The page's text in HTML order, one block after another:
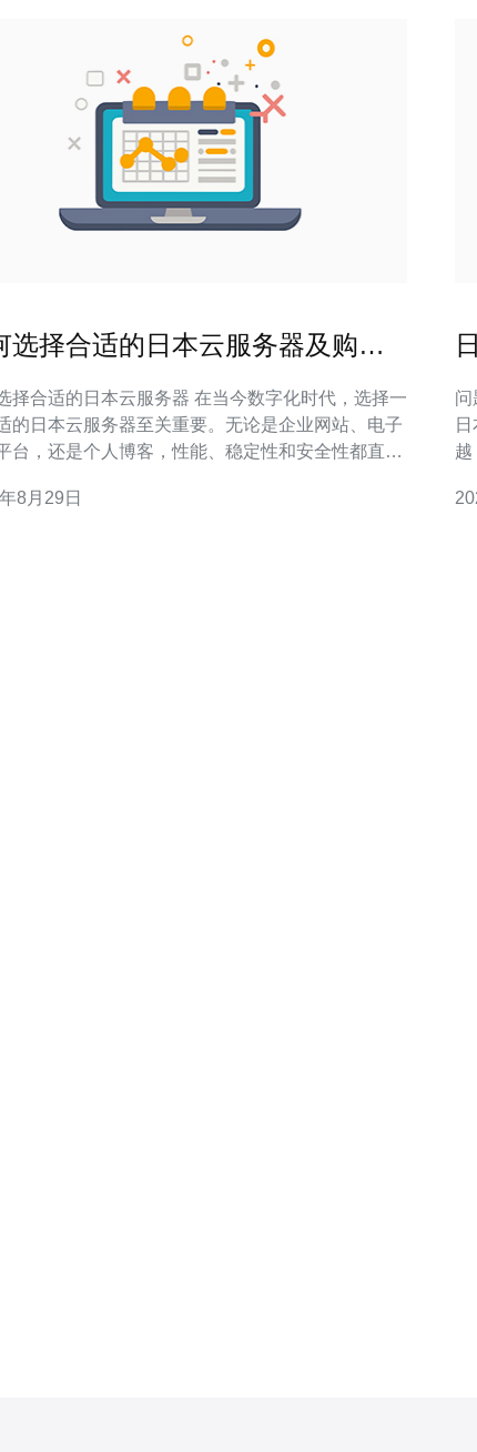
选择合适的日本云服务器及购买
适的日本云服务器 在当今数字化时代，选择一
的日本云服务器至关重要。无论是企业网站、电子
台，还是个人博客，性能、稳定性和安全性都直接
用建议，帮助您做出明智的选择。 以下是本文的
8月29日
问
越
的